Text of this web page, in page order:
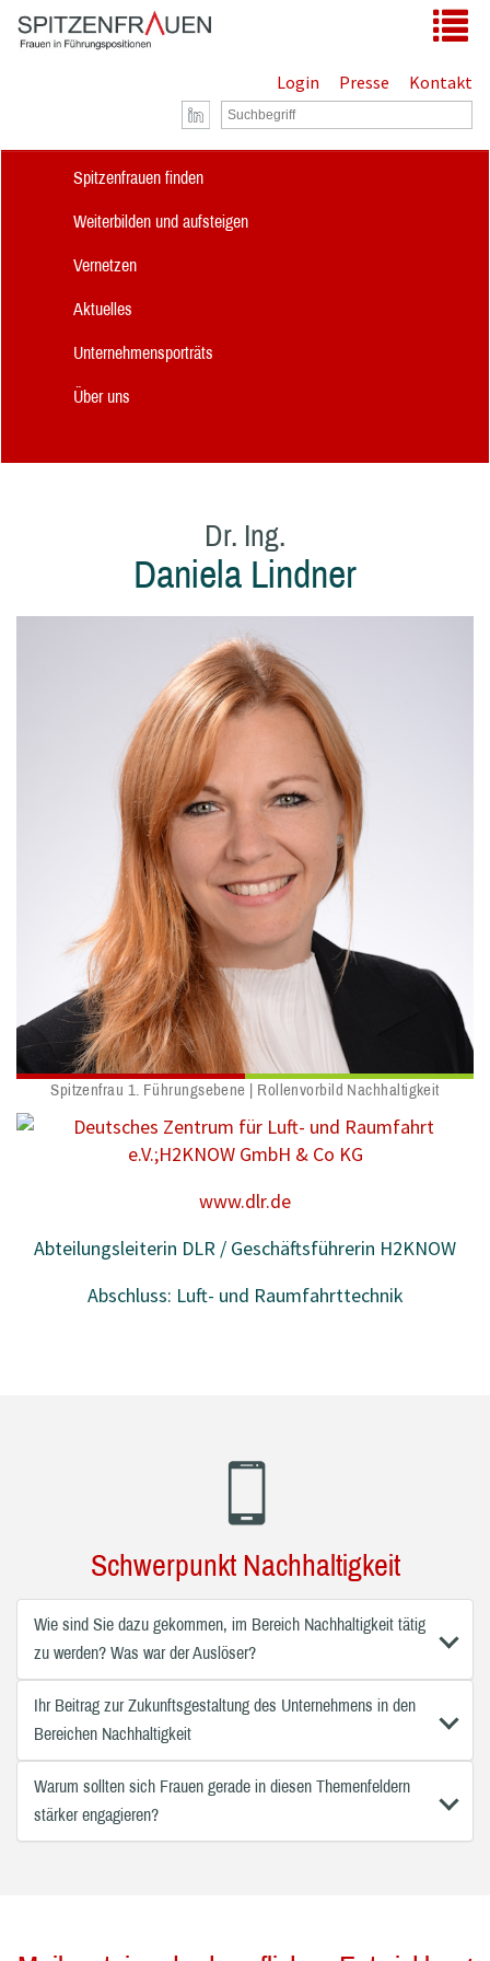
Zum Hauptinhalt springen
Login Presse Kontakt
Spitzenfrauen finden
Weiterbilden und aufsteigen
Vernetzen
Aktuelles
Unternehmensporträts
Über uns
Dr. Ing.
Daniela Lindner
Spitzenfrau 1. Führungsebene | Rollenvorbild Nachhaltigkeit
www.dlr.de
Abteilungsleiterin DLR / Geschäftsführerin H2KNOW
Abschluss: Luft- und Raumfahrttechnik
Schwerpunkt Nachhaltigkeit
Wie sind Sie dazu gekommen, im Bereich Nachhaltigkeit tätig
zu werden? Was war der Auslöser?
Ihr Beitrag zur Zukunftsgestaltung des Unternehmens in den
Bereichen Nachhaltigkeit
Warum sollten sich Frauen gerade in diesen Themenfeldern
stärker engagieren?